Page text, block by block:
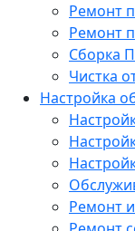
Ремонт
Ремонт
Сборка
Чистка
Настройка
Ремонт